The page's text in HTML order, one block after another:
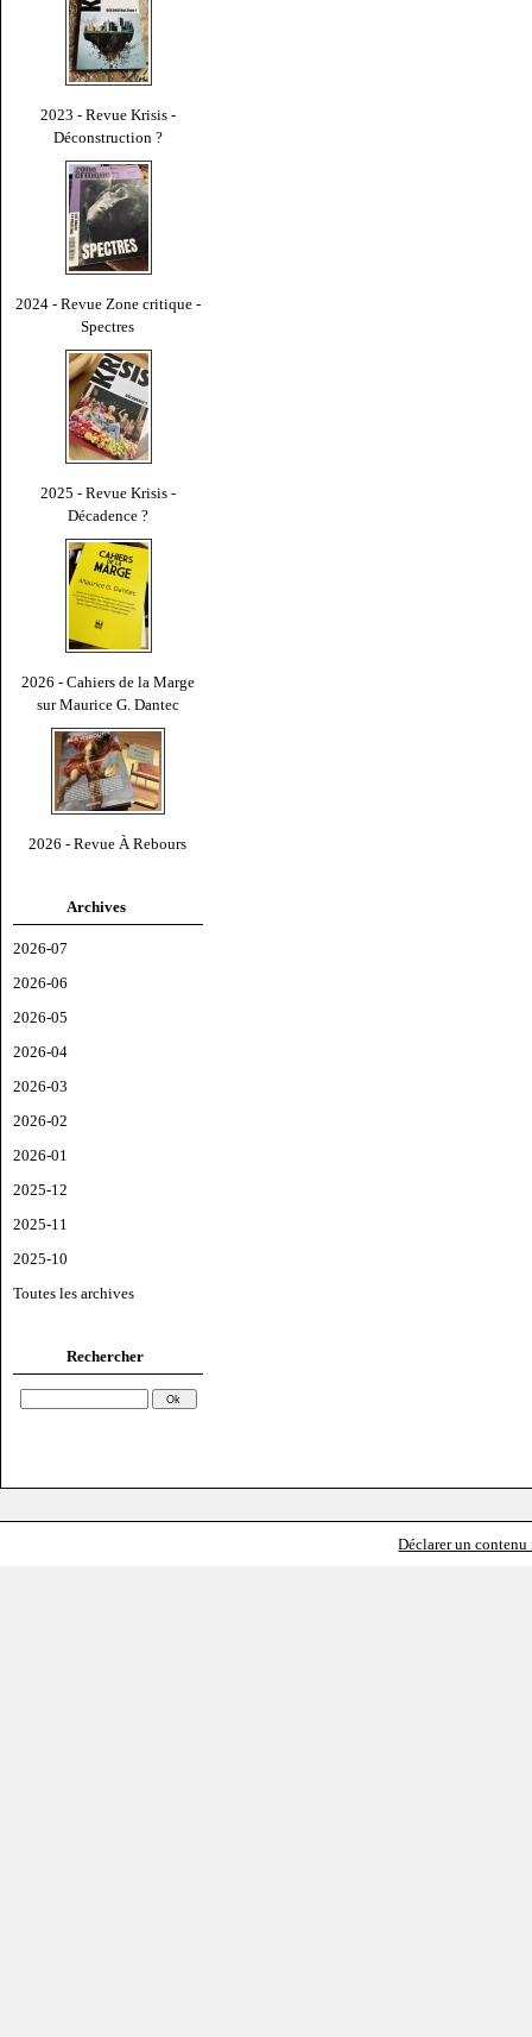
2023 - Revue Krisis -
Déconstruction ?
2024 - Revue Zone critique -
Spectres
2025 - Revue Krisis -
Décadence ?
2026 - Cahiers de la Marge
sur Maurice G. Dantec
2026 - Revue À Rebours
Archives
2026-07
2026-06
2026-05
2026-04
2026-03
2026-02
2026-01
2025-12
2025-11
2025-10
Toutes les archives
Rechercher
Déclarer un